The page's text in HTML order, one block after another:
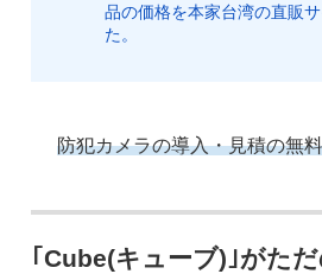
品の価格を本家台湾の直販
た。
防犯カメラの導入・見積の無
｢Cube(キューブ)｣がた